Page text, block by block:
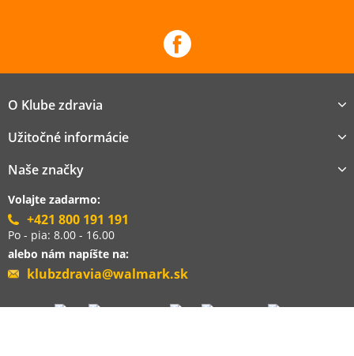
O Klube zdravia
Užitočné informácie
Naše značky
Volajte zadarmo:
+421 800 191 191
Po - pia: 8.00 - 16.00
alebo nám napíšte na:
klubzdravia@walmark.sk